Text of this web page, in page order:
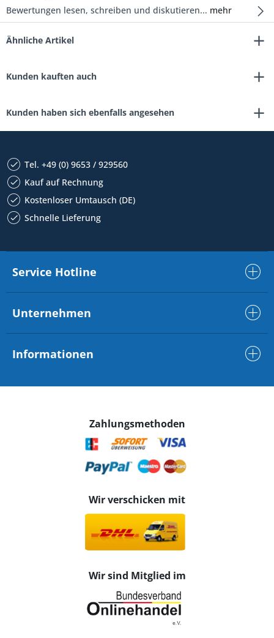
Bewertungen lesen, schreiben und diskutieren... mehr
Ähnliche Artikel
Kunden kauften auch
Kunden haben sich ebenfalls angesehen
Tel. +49 (0) 9653 / 929560
Kauf auf Rechnung
Kostenloser Umtausch (DE)
Schnelle Lieferung
Service Hotline
Unternehmen
Informationen
Zahlungsmethoden
Wir verschicken mit
Wir sind Mitglied im